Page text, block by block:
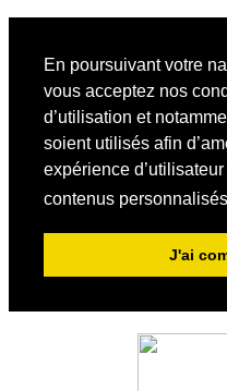
En poursuivant votre
vous acceptez nos
d’utilisation et
soient utilisés afin
expérience
contenus
J'ai